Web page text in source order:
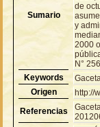
Sumario
de
y
2000
N°
Keywords
Origen
http://
Referencias